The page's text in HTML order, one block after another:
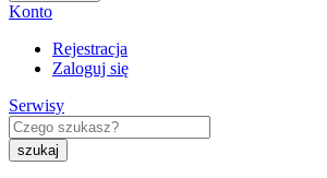
Konto
Rejestracja
Zaloguj się
Serwisy